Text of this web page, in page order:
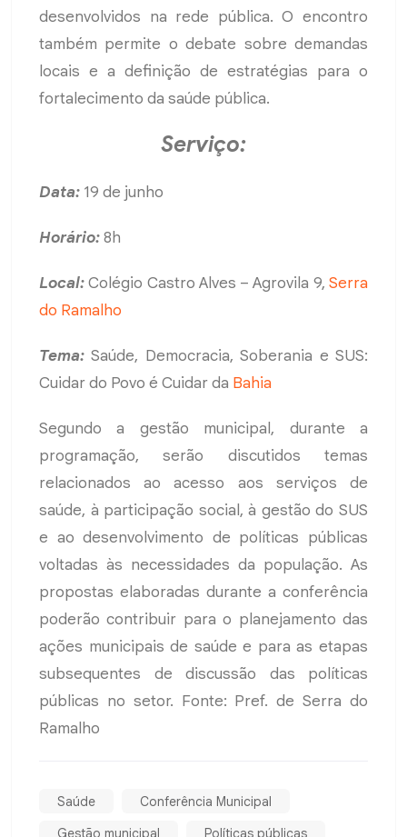
desenvolvidos na rede pública. O encontro
também permite o debate sobre demandas
locais e a definição de estratégias para o
fortalecimento da saúde pública.
Serviço:
Data: 19 de junho
Horário:8h
Local:Colégio Castro Alves – Agrovila 9,Serra
do Ramalho
Tema:Saúde, Democracia, Soberania e SUS:
Cuidar do Povo é Cuidar da Bahia
Segundo a gestão municipal, durante a
programação, serão discutidos temas
relacionados ao acesso aos serviços de
saúde, à participação social, à gestão do SUS
e ao desenvolvimento de políticas públicas
voltadas às necessidades da população. As
propostas elaboradas durante a conferência
poderão contribuir para o planejamento das
ações municipais de saúde e para as etapas
subsequentes de discussão das políticas
públicas no setor. Fonte: Pref. de Serra do
Ramalho
Saúde
Conferência Municipal
Gestão municipal
Políticas públicas